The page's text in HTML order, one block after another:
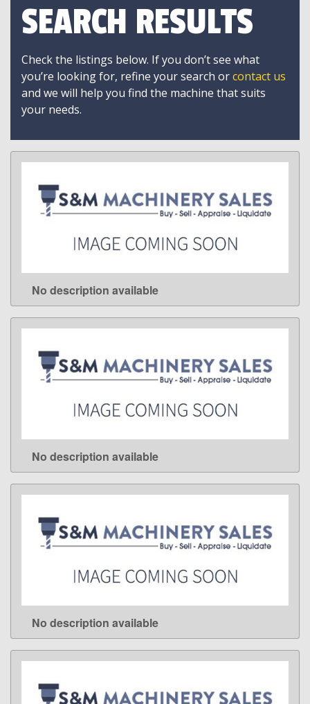
SEARCH RESULTS
Check the listings below. If you don’t see what
you’re looking for, refine your search orcontact us
and we will help you find the machine that suits
your needs.
LEARN MORE
No description available
LEARN MORE
No description available
LEARN MORE
No description available